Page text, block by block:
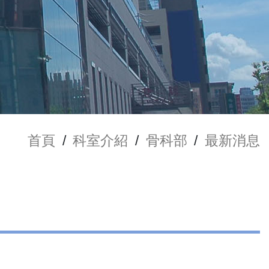
首頁 / 科室介紹 / 骨科部 / 最新消息